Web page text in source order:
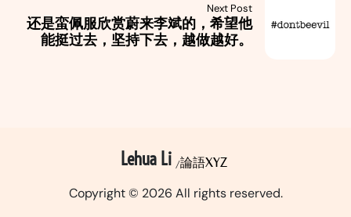
Next Post
还是蛮佩服欣赏蔚来李斌的，希望他
能挺过去，坚持下去，越做越好。
Lehua Li 論語XYZ
Copyright © 2026 All rights reserved.